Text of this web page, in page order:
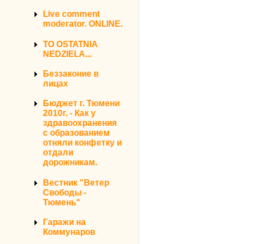
Live comment
moderator. ONLINE.
TO OSTATNIA
NEDZIELA...
Беззаконие в
лицах
Бюджет г. Тюмени
2010г. - Как у
здравоохранения
с образованием
отняли конфетку и
отдали
дорожникам.
Вестник "Ветер
Свободы -
Тюмень"
Гаражи на
Коммунаров